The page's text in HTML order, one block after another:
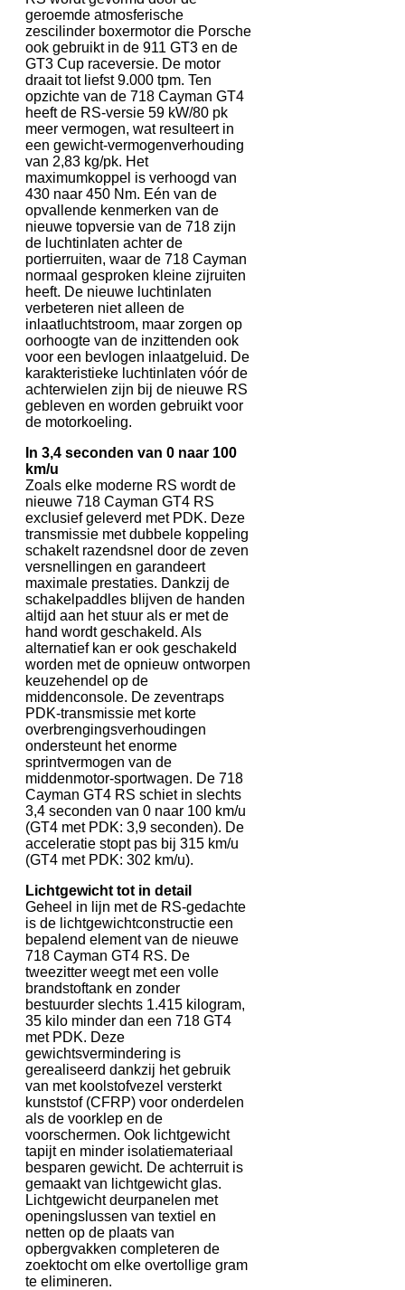
geroemde atmosferische
zescilinder boxermotor die Porsche
ook gebruikt in de 911 GT3 en de
GT3 Cup raceversie. De motor
draait tot liefst 9.000 tpm. Ten
opzichte van de 718 Cayman GT4
heeft de RS-versie 59 kW/80 pk
meer vermogen, wat resulteert in
een gewicht-vermogenverhouding
van 2,83 kg/pk. Het
maximumkoppel is verhoogd van
430 naar 450 Nm. Eén van de
opvallende kenmerken van de
nieuwe topversie van de 718 zijn
de luchtinlaten achter de
portierruiten, waar de 718 Cayman
normaal gesproken kleine zijruiten
heeft. De nieuwe luchtinlaten
verbeteren niet alleen de
inlaatluchtstroom, maar zorgen op
oorhoogte van de inzittenden ook
voor een bevlogen inlaatgeluid. De
karakteristieke luchtinlaten vóór de
achterwielen zijn bij de nieuwe RS
gebleven en worden gebruikt voor
de motorkoeling.
In 3,4 seconden van 0 naar 100
km/u
Zoals elke moderne RS wordt de
nieuwe 718 Cayman GT4 RS
exclusief geleverd met PDK. Deze
transmissie met dubbele koppeling
schakelt razendsnel door de zeven
versnellingen en garandeert
maximale prestaties. Dankzij de
schakelpaddles blijven de handen
altijd aan het stuur als er met de
hand wordt geschakeld. Als
alternatief kan er ook geschakeld
worden met de opnieuw ontworpen
keuzehendel op de
middenconsole. De zeventraps
PDK-transmissie met korte
overbrengingsverhoudingen
ondersteunt het enorme
sprintvermogen van de
middenmotor-sportwagen. De 718
Cayman GT4 RS schiet in slechts
3,4 seconden van 0 naar 100 km/u
(GT4 met PDK: 3,9 seconden). De
acceleratie stopt pas bij 315 km/u
(GT4 met PDK: 302 km/u).
Lichtgewicht tot in detail
Geheel in lijn met de RS-gedachte
is de lichtgewichtconstructie een
bepalend element van de nieuwe
718 Cayman GT4 RS. De
tweezitter weegt met een volle
brandstoftank en zonder
bestuurder slechts 1.415 kilogram,
35 kilo minder dan een 718 GT4
met PDK. Deze
gewichtsvermindering is
gerealiseerd dankzij het gebruik
van met koolstofvezel versterkt
kunststof (CFRP) voor onderdelen
als de voorklep en de
voorschermen. Ook lichtgewicht
tapijt en minder isolatiemateriaal
besparen gewicht. De achterruit is
gemaakt van lichtgewicht glas.
Lichtgewicht deurpanelen met
openingslussen van textiel en
netten op de plaats van
opbergvakken completeren de
zoektocht om elke overtollige gram
te elimineren.